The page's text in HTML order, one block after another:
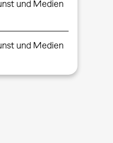
und Medien
und Medien